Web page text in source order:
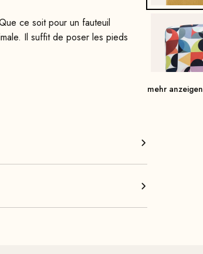
ce soit pour un fauteuil
Il suffit de poser les pieds
mousse de rembourrage de haute
mehr anzeigen